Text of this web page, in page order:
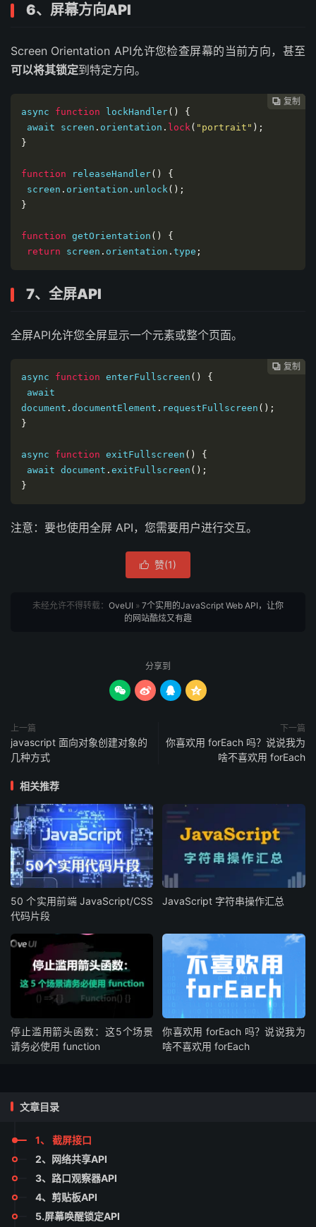
6、屏幕方向API
Screen Orientation API允许您检查屏幕的当前方向，甚至
可以将其锁定到特定方向。
 复制
 复制
 复制
 复制
async function lockHandler()
{
await screen . orientation . lock ( "portrait" );
}
function releaseHandler()
{
screen . orientation . unlock ();
}
function getOrientation ()
{
return screen . orientation . type ;
7、全屏API
全屏API允许您全屏显示一个元素或整个页面。
 复制
 复制
 复制
async function enterFullscreen ()
{
document . documentElement . requestFullscreen ();
}
async function exitFullscreen ()
{
await document . exitFullscreen ();
}
注意：要也使用全屏 API，您需要用户进行交互。
 赞(1)
未经允许不得转载： OveUI » 7个实用的JavaScript Web API，让你
的网站酷炫又有趣
分享到
   
上一篇
javascript 面向对象创建对象的
几种方式
下一篇
你喜欢用 forEach 吗？说说我为
啥不喜欢用 forEach
相关推荐
50 个实用前端 JavaScript/CSS
代码片段
JavaScript 字符串操作汇总
停止滥用箭头函数：这5个场景
请务必使用 function
你喜欢用 forEach 吗？说说我为
啥不喜欢用 forEach
文章目录
1、 截屏接口
2、网络共享API
3、路口观察器API
4、剪贴板API
5.屏幕唤醒锁定API